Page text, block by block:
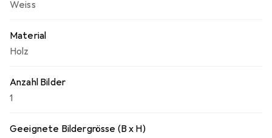
Weiss
Material
Holz
Anzahl Bilder
1
Geeignete Bildergrösse (B x H)